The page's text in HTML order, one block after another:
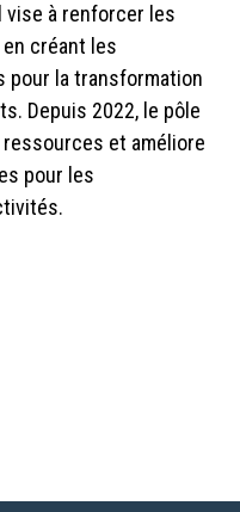
vise à renforcer les
créant les
la transformation
Depuis 2022, le pôle
et améliore
pour les